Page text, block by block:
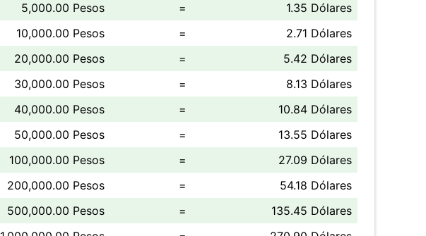
5,000.00 Pesos
=
1.35 Dólares
10,000.00 Pesos
=
2.71 Dólares
20,000.00 Pesos
=
5.42 Dólares
30,000.00 Pesos
=
8.13 Dólares
40,000.00 Pesos
=
10.84 Dólares
50,000.00 Pesos
=
13.55 Dólares
100,000.00 Pesos
=
27.09 Dólares
200,000.00 Pesos
=
54.18 Dólares
500,000.00 Pesos
=
135.45 Dólares